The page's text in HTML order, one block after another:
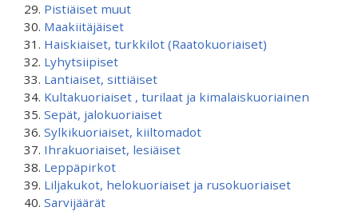
Pistiäiset muut
Maakiitäjäiset
Haiskiaiset, turkkilot (Raatokuoriaiset)
Lyhytsiipiset
Lantiaiset, sittiäiset
Kultakuoriaiset , turilaat ja kimalaiskuoriainen
Sepät, jalokuoriaiset
Sylkikuoriaiset, kiiltomadot
Ihrakuoriaiset, lesiäiset
Leppäpirkot
Liljakukot, helokuoriaiset ja rusokuoriaiset
Sarvijäärät